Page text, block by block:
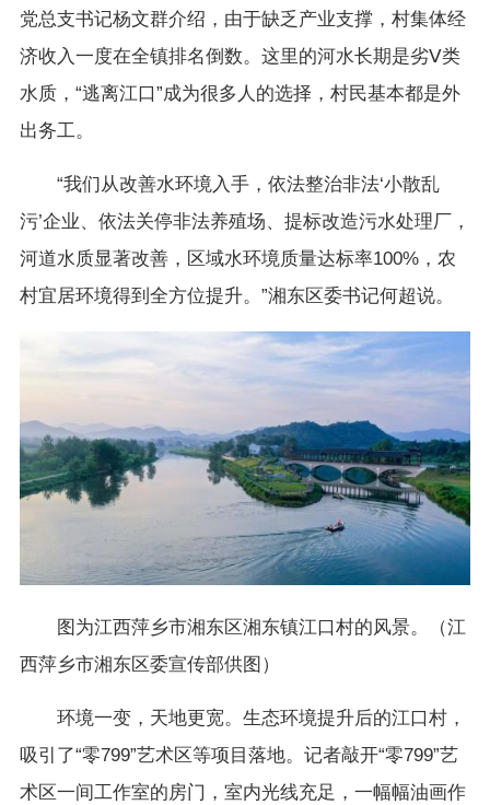
党总支书记杨文群介绍，由于缺乏产业支撑，村集体经
济收入一度在全镇排名倒数。这里的河水长期是劣Ⅴ类
水质，“逃离江口”成为很多人的选择，村民基本都是外
出务工。
“我们从改善水环境入手，依法整治非法‘小散乱
污’企业、依法关停非法养殖场、提标改造污水处理厂，
河道水质显著改善，区域水环境质量达标率100%，农
村宜居环境得到全方位提升。”湘东区委书记何超说。
图为江西萍乡市湘东区湘东镇江口村的风景。（江
西萍乡市湘东区委宣传部供图）
环境一变，天地更宽。生态环境提升后的江口村，
吸引了“零799”艺术区等项目落地。记者敲开“零799”艺
术区一间工作室的房门，室内光线充足，一幅幅油画作